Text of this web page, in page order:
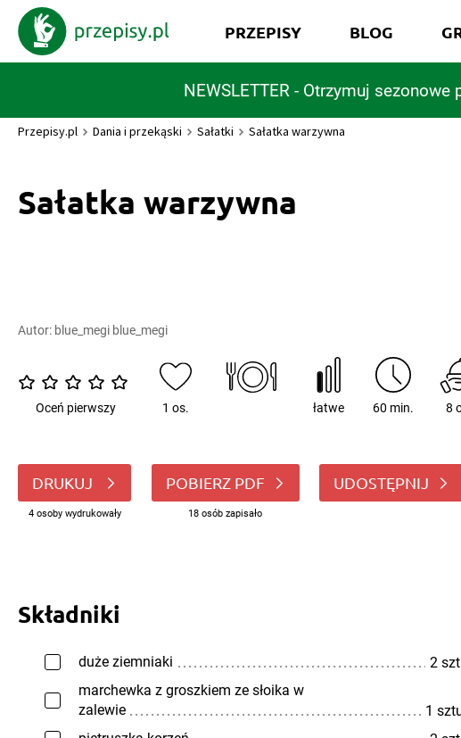
NEWSLETTER - Otrzymuj
PRZEPISY BLOG
Przepisy.pl Dania i przekąski Sałatki Sałatka warzywna
Sałatka warzywna
Autor: blue_megi blue_megi
Oceń pierwszy 1 os. łatwe 60 min. 8
DRUKUJ
4 osoby wydrukowały
POBIERZ PDF
18 osób zapisało
UDOSTĘPNIJ
Składniki
duże ziemniaki
2
marchewka z groszkiem ze słoika w
zalewie
1